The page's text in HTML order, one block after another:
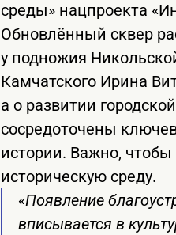
среды» нацпроекта
Обновлённый сквер
у подножия
Камчатского Ирина
а о развитии
сосредоточены
истории. Важно,
историческую среду.
«Появление
вписывается в